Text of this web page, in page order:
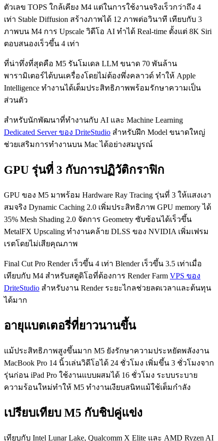
ตัวเลข TOPS ใกล้เคียง M4 แต่ในการใช้งานจริงเร็วกว่าถึง 4
เท่า Stable Diffusion สร้างภาพได้ 12 ภาพต่อวินาที เทียบกับ 3
ภาพบน M4 การ Upscale วิดีโอ AI ทำได้ Real-time ตั้งแต่ 8K Siri
ตอบสนองเร็วขึ้น 4 เท่า
ที่น่าทึ่งที่สุดคือ M5 รันโมเดล LLM ขนาด 70 พันล้าน
พารามิเตอร์ได้บนเครื่องโดยไม่ต้องพึ่งคลาวด์ ทำให้ Apple
Intelligence ทำงานได้เต็มประสิทธิภาพพร้อมรักษาความเป็น
ส่วนตัว
สำหรับนักพัฒนาที่ทำงานกับ AI และ Machine Learning
Dedicated Server ของ DriteStudio สำหรับฝึก Model ขนาดใหญ่
ช่วยเสริมการทำงานบน Mac ได้อย่างสมบูรณ์
GPU รุ่นที่ 3 กับการปฏิวัติกราฟิก
GPU ของ M5 มาพร้อม Hardware Ray Tracing รุ่นที่ 3 ให้แสงเงา
สมจริง Dynamic Caching 2.0 เพิ่มประสิทธิภาพ GPU memory ได้
35% Mesh Shading 2.0 จัดการ Geometry ซับซ้อนได้เร็วขึ้น
MetalFX Upscaling ทำงานคล้าย DLSS ของ NVIDIA เพิ่มเฟรม
เรตโดยไม่เสียคุณภาพ
Final Cut Pro Render เร็วขึ้น 4 เท่า Blender เร็วขึ้น 3.5 เท่าเมื่อ
เทียบกับ M4 สำหรับสตูดิโอที่ต้องการ Render Farm VPS ของ
DriteStudio สำหรับงาน Render ระยะไกลช่วยลดเวลาและต้นทุน
ได้มาก
อายุแบตเตอรี่ที่ยาวนานขึ้น
แม้ประสิทธิภาพสูงขึ้นมาก M5 ยังรักษาความประหยัดพลังงาน
MacBook Pro 14 นิ้วเล่นวิดีโอได้ 24 ชั่วโมง เพิ่มขึ้น 3 ชั่วโมงจาก
รุ่นก่อน iPad Pro ใช้งานแบบผสมได้ 16 ชั่วโมง ระบบระบาย
ความร้อนใหม่ทำให้ M5 ทำงานเงียบสนิทแม้ใช้เต็มกำลัง
เปรียบเทียบ M5 กับชิปคู่แข่ง
เทียบกับ Intel Lunar Lake, Qualcomm X Elite และ AMD Ryzen AI